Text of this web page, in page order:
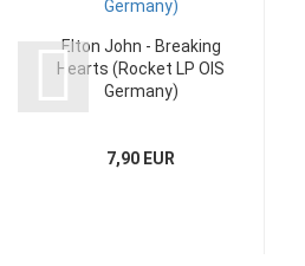
Elton John - Breaking
Hearts (Rocket LP OIS
Germany)
7,90 EUR